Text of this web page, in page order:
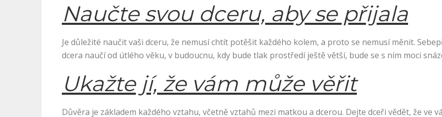
Naučte svou dceru, aby se přijala
Je důležité naučit vaši dceru, že nemusí chtít potěšit každého kolem, a proto se nemusí měnit.
dcera naučí od útlého věku, v budoucnu, kdy bude tlak prostředí ještě větší, bude se s ním moci
Ukažte jí, že vám může věřit
Důvěra je základem každého vztahu, včetně vztahů mezi matkou a dcerou. Dejte dceři vědět, že ve